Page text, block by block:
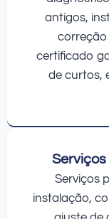
antigos,
correção
certificado
de curtos,
Serviços
instalação,